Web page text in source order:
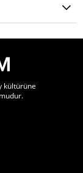
kültürüne